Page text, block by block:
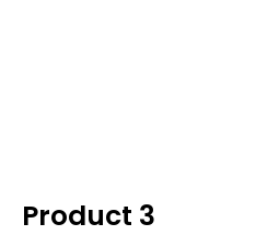
Product 3